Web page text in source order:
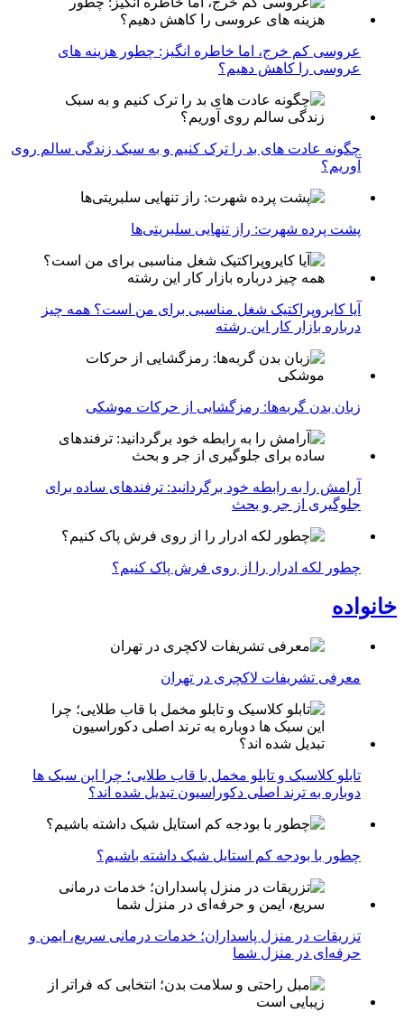
عروسی کم خرج، اما خاطره انگیز: چطور هزینه های
عروسی را کاهش دهیم؟
چگونه عادت‌ های بد را ترک کنیم و به سبک زندگی سالم روی
آوریم؟
پشت پرده شهرت: راز تنهایی سلبریتی‌ها
آیا کایروپراکتیک شغل مناسبی برای من است؟ همه چیز
درباره بازار کار این رشته
زبان بدن گربه‌ها: رمزگشایی از حرکات موشکی
آرامش را به رابطه خود برگردانید: ترفندهای ساده برای
جلوگیری از جر و بحث
چطور لکه ادرار را از روی فرش پاک کنیم؟
خانواده
معرفی تشریفات لاکچری در تهران
تابلو کلاسیک و تابلو مخمل با قاب طلایی؛ چرا این سبک ها
دوباره به ترند اصلی دکوراسیون تبدیل شده اند؟
چطور با بودجه کم استایل شیک داشته باشیم؟
تزریقات در منزل پاسداران؛ خدمات درمانی سریع، ایمن و
حرفه‌ای در منزل شما